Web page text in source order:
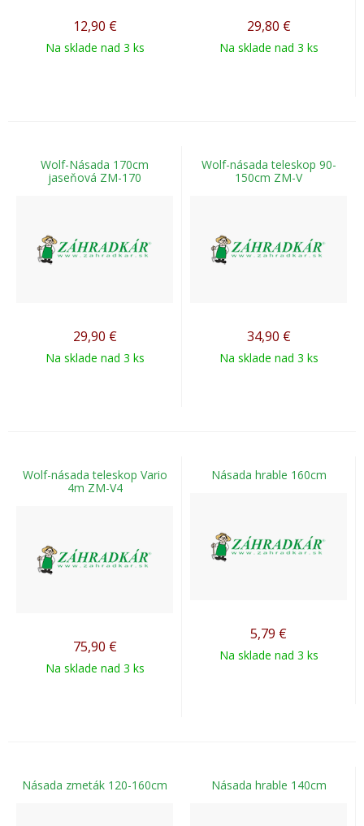
12,90 €
Na sklade nad 3 ks
29,80 €
Na sklade nad 3 ks
Wolf-Násada 170cm
jaseňová ZM-170
29,90 €
Na sklade nad 3 ks
Wolf-násada teleskop 90-
150cm ZM-V
34,90 €
Na sklade nad 3 ks
Wolf-násada teleskop Vario
4m ZM-V4
75,90 €
Na sklade nad 3 ks
Násada hrable 160cm
5,79 €
Na sklade nad 3 ks
Násada zmeták 120-160cm Násada hrable 140cm